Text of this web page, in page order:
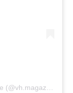
Une publication partagée par VH magazine (@vh.magazine)